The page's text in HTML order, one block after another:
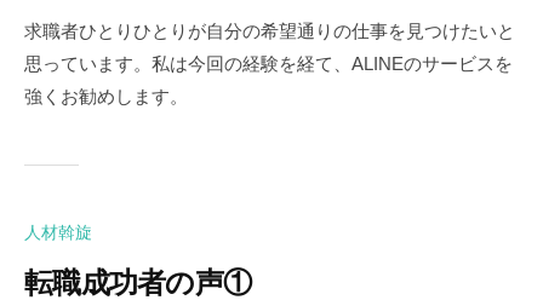
求職者ひとりひとりが自分の希望通りの仕事を見つけたいと
思っています。私は今回の経験を経て、ALINEのサービスを
強くお勧めします。
人材斡旋
転職成功者の声①